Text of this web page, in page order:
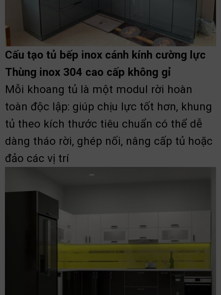
Cấu tạo tủ bếp inox cánh kính cường lực
Thùng inox 304 cao cấp không gỉ
Mỗi khoang tủ là một modul rời hoàn
toàn độc lập: giúp chịu lực tốt hơn, khung
tủ theo kích thước tiêu chuẩn có thể dễ
dàng tháo rời, ghép nối, nâng cấp tủ hoặc
đảo các vị trí